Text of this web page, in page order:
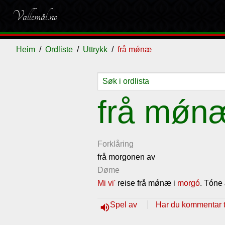
Vallemål.no
Heim Ordliste Uttrykk frå mǿnæ
frå
Forklåring
frå morgonen av
Døme
Mi vi' reise frå mǿnæ i morgó.
volume_upSpel av Har du kommentar